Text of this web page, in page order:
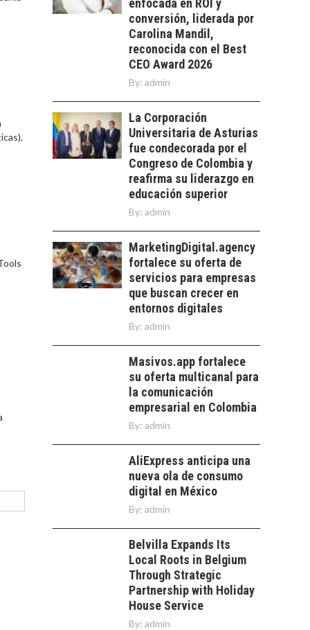
CHILE
El auge de las
exportaciones de
servicios digitales en
Chile:…
DESIERTO DE
ATACAMA:
OPORTUNIDADES
PARA EL
DESARROLLO LOCAL
El Desierto de
Atacama: Motor
Estratégico para el
Desarrollo Turístico…
LA INDUSTRIA
FRENTE AL DESAFÍO
DE LA
SOSTENIBILIDAD
Minería chilena: un
pilar estratégico ante
el reto ineludible de…
enfocada en ROI y
conversión, liderada por
Carolina Mandil,
reconocida con el Best
CEO Award 2026
By: admin
La Corporación
Universitaria de Asturias
fue condecorada por el
Congreso de Colombia y
reafirma su liderazgo en
educación superior
By: admin
MarketingDigital.agency
fortalece su oferta de
servicios para empresas
que buscan crecer en
entornos digitales
By: admin
Masivos.app fortalece
su oferta multicanal para
la comunicación
empresarial en Colombia
By: admin
AliExpress anticipa una
nueva ola de consumo
digital en México
By: admin
Belvilla Expands Its
Local Roots in Belgium
Through Strategic
Partnership with Holiday
House Service
By: admin